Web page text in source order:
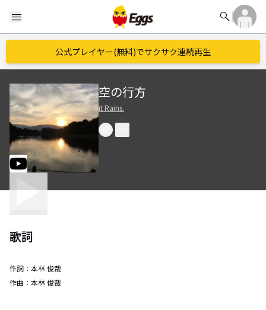
menu search
公式プレイヤー(無料)でサクサク連続再生
空の行方
it Rains.
歌詞
作詞： 本林 俊哉
作曲： 本林 俊哉